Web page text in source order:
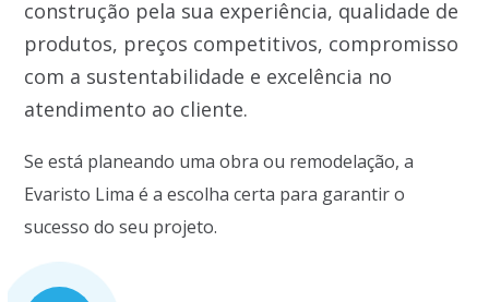
construção pela sua experiência, qualidade de
produtos, preços competitivos, compromisso
com a sustentabilidade e excelência no
atendimento ao cliente.
Se está planeando uma obra ou remodelação, a
Evaristo Lima é a escolha certa para garantir o
sucesso do seu projeto.